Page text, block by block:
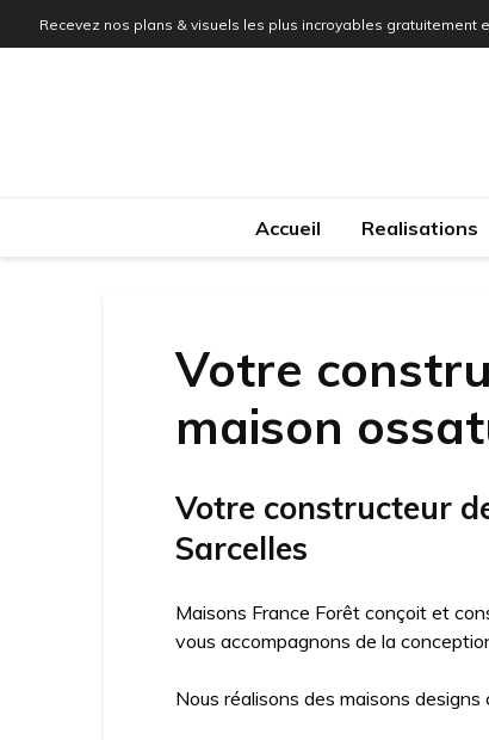
Recevez nos plans & visuels les plus incroyables gratuitement
Accueil Realisations
Votre
maison
Votre constructeur
Sarcelles
Maisons France Forêt conçoit et
vous accompagnons de la
Nous réalisons des maisons